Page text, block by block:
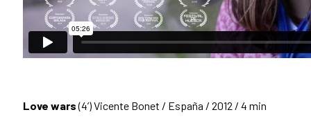
Love wars(4’) Vicente Bonet / España / 2012 / 4 min